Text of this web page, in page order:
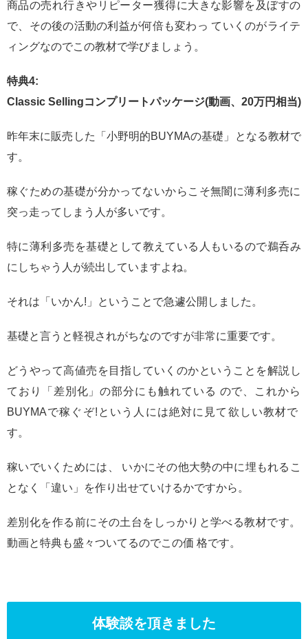
商品の売れ行きやリピーター獲得に大きな影響を及ぼすの
で、その後の活動の利益が何倍も変わっ ていくのがライテ
ィングなのでこの教材で学びましょう。
特典4:
Classic Sellingコンプリートパッケージ(動画、20万円相当)
昨年末に販売した「小野明的BUYMAの基礎」となる教材で
す。
稼ぐための基礎が分かってないからこそ無闇に薄利多売に
突っ走ってしまう人が多いです。
特に薄利多売を基礎として教えている人もいるので鵜呑み
にしちゃう人が続出していますよね。
それは「いかん!」ということで急遽公開しました。
基礎と言うと軽視されがちなのですが非常に重要です。
どうやって高値売を目指していくのかということを解説し
ており「差別化」の部分にも触れている ので、これから
BUYMAで稼ぐぞ!という人には絶対に見て欲しい教材で
す。
稼いでいくためには、 いかにその他大勢の中に埋もれるこ
となく「違い」を作り出せていけるかですから。
差別化を作る前にその土台をしっかりと学べる教材です。
動画と特典も盛々ついてるのでこの価 格です。
体験談を頂きました